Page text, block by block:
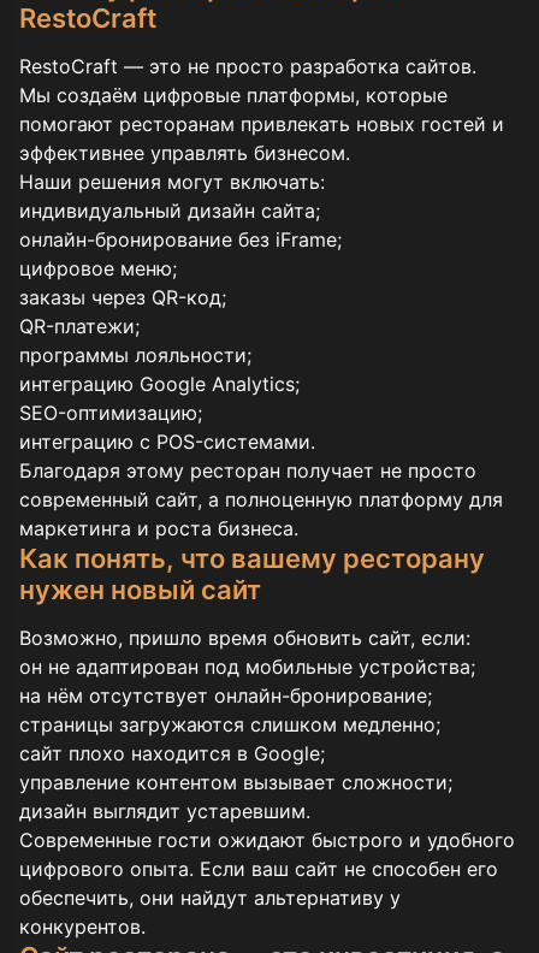
RestoCraft
RestoCraft — это не просто разработка сайтов.
Мы создаём цифровые платформы, которые
помогают ресторанам привлекать новых гостей и
эффективнее управлять бизнесом.
Наши решения могут включать:
индивидуальный дизайн сайта;
онлайн-бронирование без iFrame;
цифровое меню;
заказы через QR-код;
QR-платежи;
программы лояльности;
интеграцию Google Analytics;
SEO-оптимизацию;
интеграцию с POS-системами.
Благодаря этому ресторан получает не просто
современный сайт, а полноценную платформу для
маркетинга и роста бизнеса.
Как понять, что вашему ресторану
нужен новый сайт
Возможно, пришло время обновить сайт, если:
он не адаптирован под мобильные устройства;
на нём отсутствует онлайн-бронирование;
страницы загружаются слишком медленно;
сайт плохо находится в Google;
управление контентом вызывает сложности;
дизайн выглядит устаревшим.
Современные гости ожидают быстрого и удобного
цифрового опыта. Если ваш сайт не способен его
обеспечить, они найдут альтернативу у
конкурентов.